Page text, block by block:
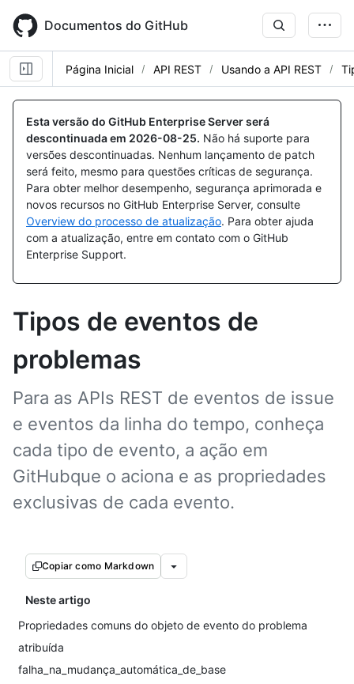
main
content
Documentos do GitHub
Página Inicial API REST Usando a API REST
Esta versão do GitHub Enterprise Server será
descontinuada em 2026-08-25. Não há suporte para
versões descontinuadas. Nenhum lançamento de patch
será feito, mesmo para questões críticas de segurança.
Para obter melhor desempenho, segurança aprimorada e
novos recursos no GitHub Enterprise Server, consulte
Overview do processo de atualização. Para obter ajuda
com a atualização, entre em contato com o GitHub
Enterprise Support.
Tipos de eventos de
problemas
Para as APIs REST de eventos de issue
e eventos da linha do tempo, conheça
cada tipo de evento, a ação em
GitHubque o aciona e as propriedades
exclusivas de cada evento.
Copiar como Markdown
Neste artigo
Propriedades comuns do objeto de evento do problema
atribuída
falha_na_mudança_automática_de_base